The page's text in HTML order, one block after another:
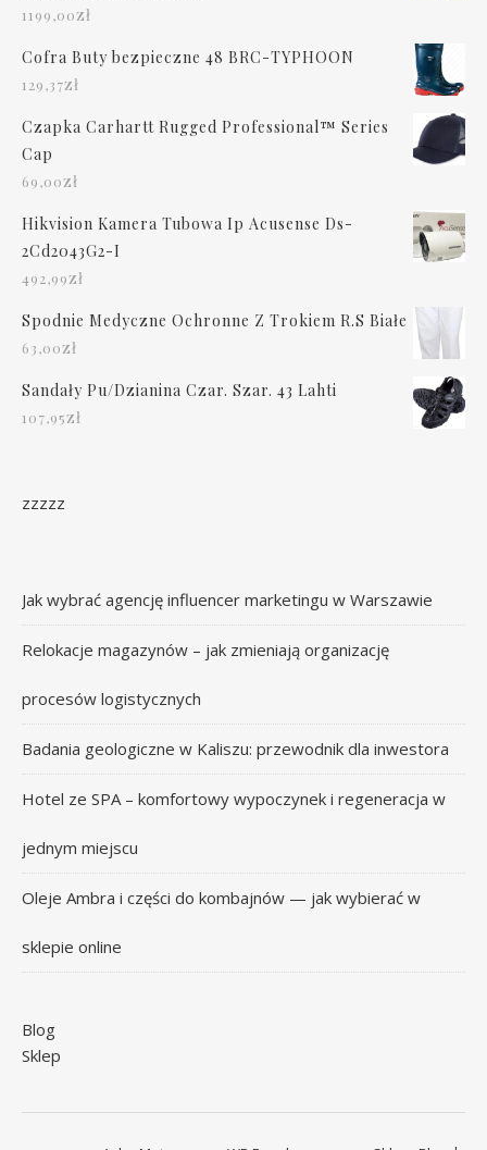
1199,00zł
Cofra Buty bezpieczne 48 BRC-TYPHOON
129,37zł
Czapka Carhartt Rugged Professional™ Series
Cap
69,00zł
Hikvision Kamera Tubowa Ip Acusense Ds-
2Cd2043G2-I
492,99zł
Spodnie Medyczne Ochronne Z Trokiem R.S Białe
63,00zł
Sandały Pu/Dzianina Czar. Szar. 43 Lahti
107,95zł
zzzzz
Jak wybrać agencję influencer marketingu w Warszawie
Relokacje magazynów – jak zmieniają organizację
procesów logistycznych
Badania geologiczne w Kaliszu: przewodnik dla inwestora
Hotel ze SPA – komfortowy wypoczynek i regeneracja w
jednym miejscu
Oleje Ambra i części do kombajnów — jak wybierać w
sklepie online
Blog
Sklep